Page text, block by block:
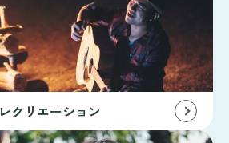
レクリエーション